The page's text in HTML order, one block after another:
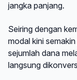
jangka panjang.
Seiring dengan
modal kini
sejumlah dana
langsung